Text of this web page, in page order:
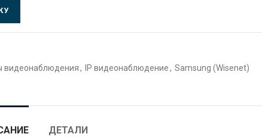
видеонаблюдения , IP видеонаблюдение , Samsung (Wisenet)
ДЕТАЛИ